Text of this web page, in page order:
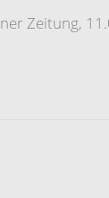
Zeitung,